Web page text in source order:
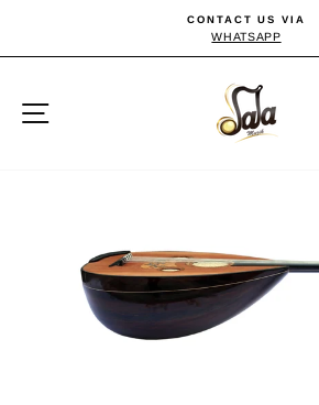
Inhalt
Pause
CONTACT US VIA
WHATSAPP